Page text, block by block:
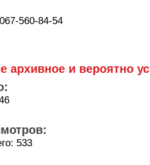
560-84-54
архивное и вероятно
533